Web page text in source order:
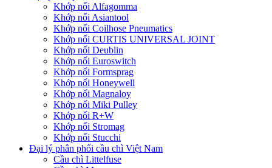
Khớp nối Alfagomma
Khớp nối Asiantool
Khớp nối Coilhose Pneumatics
Khớp nối CURTIS UNIVERSAL JOINT
Khớp nối Deublin
Khớp nối Euroswitch
Khớp nối Formsprag
Khớp nối Honeywell
Khớp nối Magnaloy
Khớp nối Miki Pulley
Khớp nối R+W
Khớp nối Stromag
Khớp nối Stucchi
Đại lý phân phối cầu chì Việt Nam
Cầu chì Littelfuse